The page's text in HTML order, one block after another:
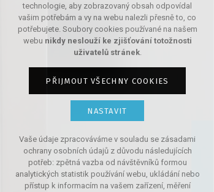
technologie, aby zobrazovaný obsah odpovídal
vašim potřebám a vy na webu nalezli přesně to, co
potřebujete. Soubory cookies používané na našem
webu nikdy neslouží ke zjišťování totožnosti
uživatelů stránek.
PŘIJMOUT VŠECHNY COOKIES
NASTAVIT
Technická cookies
nutná pro provozování webu
udržení kontextu stránek (session): případná
přihlášení, volby jazyka, apod.
Vaše údaje zpracováváme v souladu se zásadami
ochrany osobních údajů z důvodu následujících
potřeb: zpětná vazba od návštěvníků formou
analytických statistik používání webu, ukládání nebo
přístup k informacím na vašem zařízení, měření